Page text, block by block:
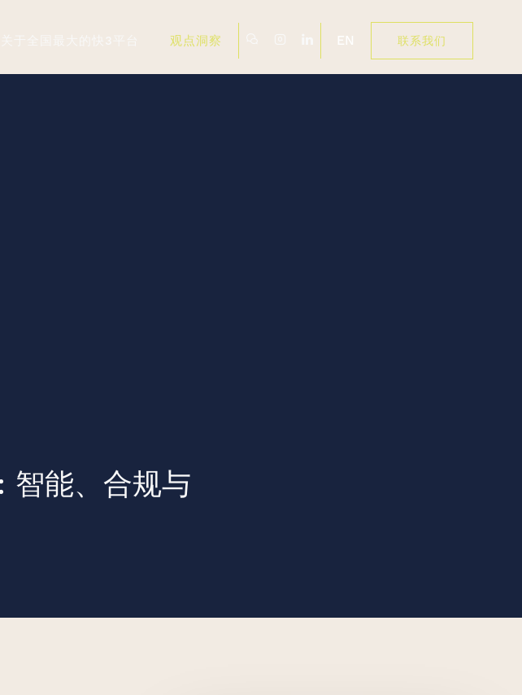
观点洞察 EN 联系我们
智能、合规与